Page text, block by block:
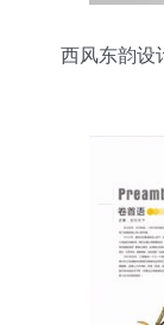
西风东韵设